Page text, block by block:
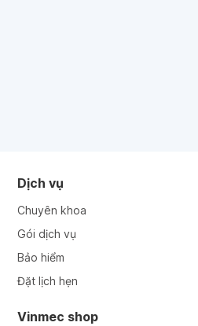
Dịch vụ
Chuyên khoa
Gói dịch vụ
Bảo hiểm
Đặt lịch hẹn
Vinmec shop